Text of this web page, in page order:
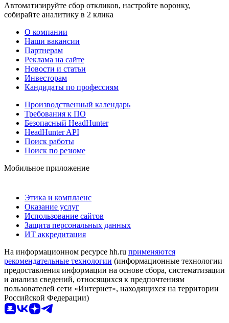
Автоматизируйте сбор откликов, настройте воронку,
собирайте аналитику в 2 клика
О компании
Наши вакансии
Партнерам
Реклама на сайте
Новости и статьи
Инвесторам
Кандидаты по профессиям
Производственный календарь
Требования к ПО
Безопасный HeadHunter
HeadHunter API
Поиск работы
Поиск по резюме
Мобильное приложение
Этика и комплаенс
Оказание услуг
Использование сайтов
Защита персональных данных
ИТ аккредитация
На информационном ресурсе hh.ru применяются
рекомендательные технологии (информационные технологии
предоставления информации на основе сбора, систематизации
и анализа сведений, относящихся к предпочтениям
пользователей сети «Интернет», находящихся на территории
Российской Федерации)